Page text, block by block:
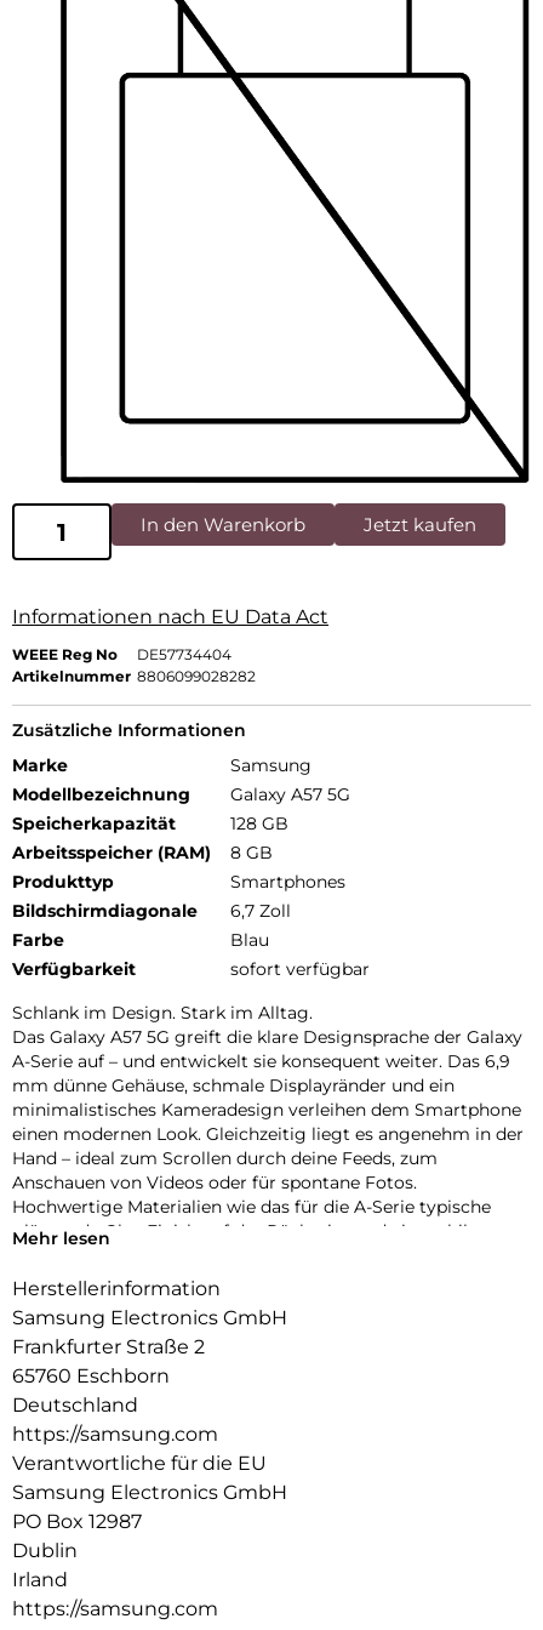
In den Warenkorb Jetzt kaufen
Informationen nach EU Data Act
WEEE Reg No
DE57734404
Artikelnummer 8806099028282
Zusätzliche Informationen
Marke
Samsung
Modellbezeichnung
Galaxy A57 5G
Speicherkapazität
128 GB
Arbeitsspeicher (RAM)
8 GB
Produkttyp
Smartphones
Bildschirmdiagonale
6,7 Zoll
Farbe
Blau
Verfügbarkeit
sofort verfügbar
Schlank im Design. Stark im Alltag.
Das Galaxy A57 5G greift die klare Designsprache der Galaxy
A-Serie auf – und entwickelt sie konsequent weiter. Das 6,9
mm dünne Gehäuse, schmale Displayränder und ein
minimalistisches Kameradesign verleihen dem Smartphone
einen modernen Look. Gleichzeitig liegt es angenehm in der
Hand – ideal zum Scrollen durch deine Feeds, zum
Anschauen von Videos oder für spontane Fotos.
Hochwertige Materialien wie das für die A-Serie typische
glänzende Glas-Finish auf der Rückseite und ein stabiler
sorgen für die nötige Robustheit im Alltag.
Fließend zoomen
Ruckelfreies Zoomen funktioniert jetzt auch mit der Galaxy
A-Serie: Dank der intuitiven Zoomsteuerung des Galaxy A57
5G kannst du fließend in deine Szenen hineinzoomen. Die
Kamera ermöglicht sanfte Übergänge zwischen den
Zoomstufen, sodass deine Videos stabil und natürlich wirken.
So findest du schnell den passenden Bildausschnitt – von
dynamischer Action hin zu detailreichen Close-ups.
Auf der Überholspur
Mit Wi-Fi 6E verlässt dein Galaxy A57 5G überfüllte
Datenautobahnen und nutzt das moderne 6-GHz-Band, das
weniger ausgelastet ist als andere Frequenzen. Dadurch
Mehr lesen
Herstellerinformation
Samsung Electronics GmbH
Frankfurter Straße 2
65760 Eschborn
Deutschland
https://samsung.com
Verantwortliche für die EU
Samsung Electronics GmbH
PO Box 12987
Dublin
Irland
https://samsung.com